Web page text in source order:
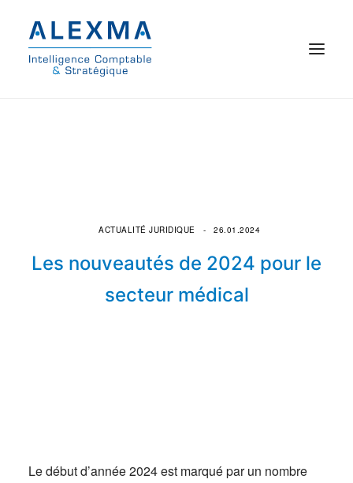
Commissariat aux comptes
On parle de nous
© 2021 Alexma
Les nouveautés de 2024 pour le
secteur médical
26.01.2024
ACTUALITÉ JURIDIQUE
Le début d’année 2024 est marqué par un nombre